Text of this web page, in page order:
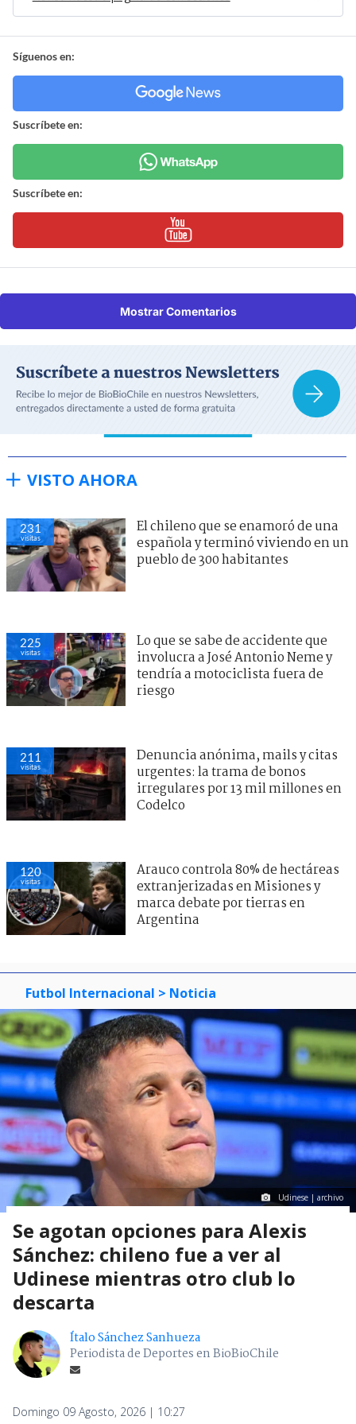
Síguenos en:
Suscríbete en:
Suscríbete en:
Mostrar Comentarios
VISTO AHORA
231
visitas
El chileno que se enamoró de una
española y terminó viviendo en un
pueblo de 300 habitantes
225
visitas
Lo que se sabe de accidente que
involucra a José Antonio Neme y
tendría a motociclista fuera de
riesgo
211
visitas
Denuncia anónima, mails y citas
urgentes: la trama de bonos
irregulares por 13 mil millones en
Codelco
120
visitas
Arauco controla 80% de hectáreas
extranjerizadas en Misiones y
marca debate por tierras en
Argentina
Futbol Internacional > Noticia
Udinese | archivo
Se agotan opciones para Alexis
Sánchez: chileno fue a ver al
Udinese mientras otro club lo
descarta
Ítalo Sánchez Sanhueza
Periodista de Deportes en BioBioChile
Domingo 09 Agosto, 2026 | 10:27